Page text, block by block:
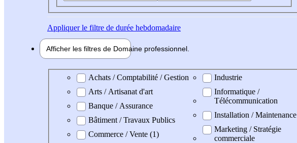
Appliquerle filtre de durée hebdomadaire
Afficher les filtres de Domaine professionnel
Domaine professionel
Achats / Comptabilité / Gestion
Arts / Artisanat d'art
Banque / Assurance
Bâtiment / Travaux Publics
Commerce / Vente (1)
Industrie
Informatique /
Télécommunication
Installation / Maintenance
Marketing / Stratégie
commerciale